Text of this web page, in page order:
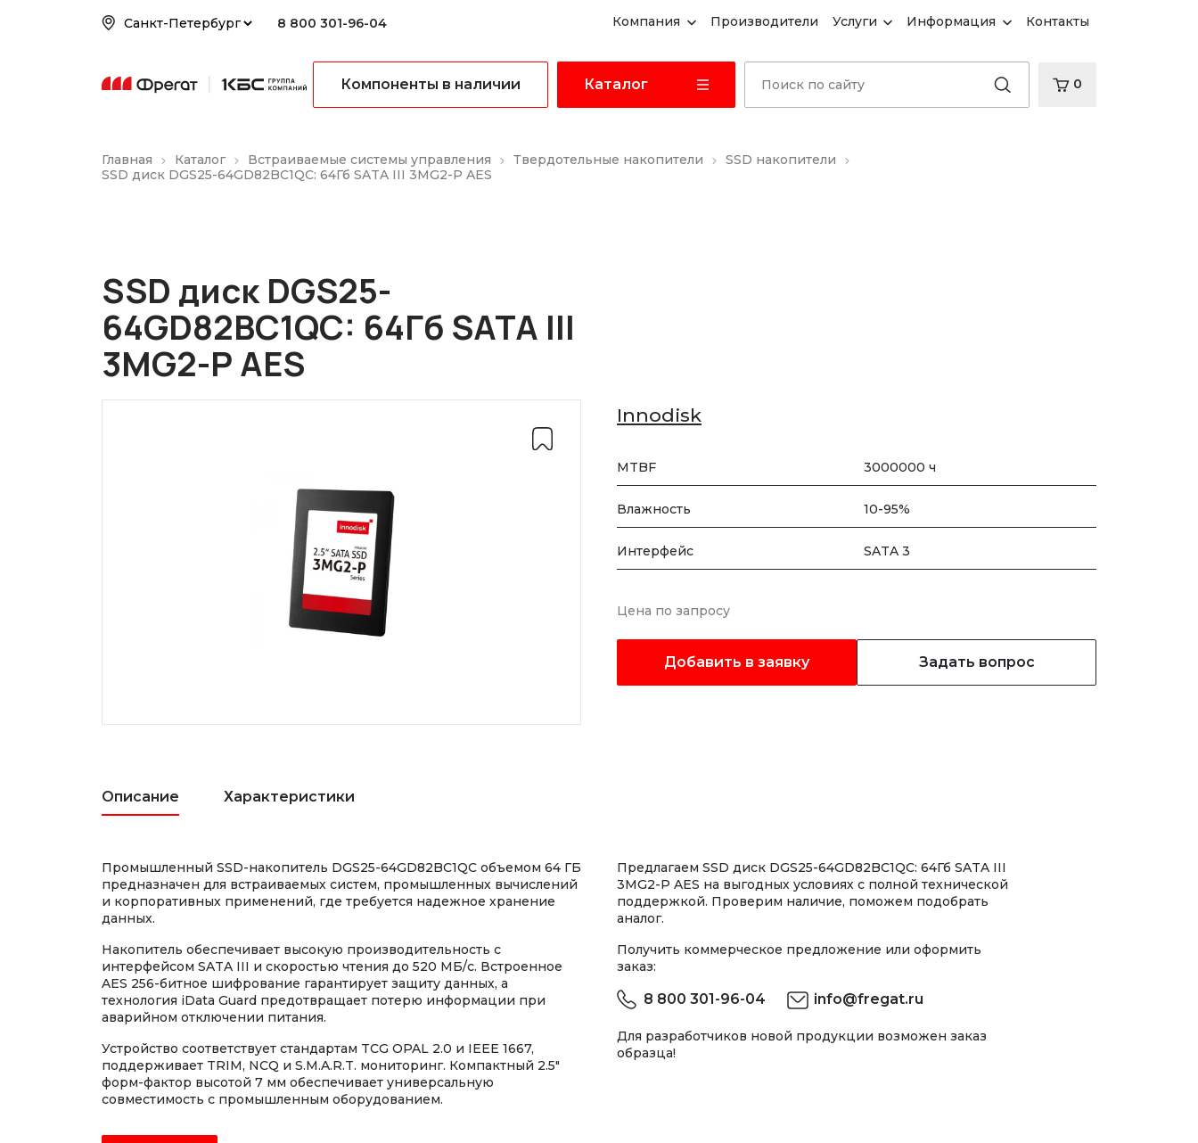
8 800 301-96-04 Компания Производители Услуги Информация Контакты
Компоненты в наличии Каталог 0
Главная Каталог Встраиваемые системы управления Твердотельные накопители
SSD накопители
SSD диск DGS25-64GD82BC1QC: 64Гб SATA III 3MG2-P AES
SSD диск DGS25-
64GD82BC1QC: 64Гб SATA III
3MG2-P AES
Innodisk
MTBF 3000000 ч
Влажность 10-95%
Интерфейс SATA 3
Цена по запросу
Добавить в заявку Задать вопрос
Описание Характеристики
Промышленный SSD-накопитель DGS25-64GD82BC1QC объемом 64 ГБ
предназначен для встраиваемых систем, промышленных вычислений
и корпоративных применений, где требуется надежное хранение
данных.
Накопитель обеспечивает высокую производительность с
интерфейсом SATA III и скоростью чтения до 520 МБ/с. Встроенное
AES 256-битное шифрование гарантирует защиту данных, а
технология iData Guard предотвращает потерю информации при
аварийном отключении питания.
Устройство соответствует стандартам TCG OPAL 2.0 и IEEE 1667,
поддерживает TRIM, NCQ и S.M.A.R.T. мониторинг. Компактный 2.5"
форм-фактор высотой 7 мм обеспечивает универсальную
совместимость с промышленным оборудованием.
Предлагаем SSD диск DGS25-64GD82BC1QC: 64Гб SATA III
3MG2-P AES на выгодных условиях с полной технической
поддержкой. Проверим наличие, поможем подобрать
аналог.
Получить коммерческое предложение или оформить
заказ:
8 800 301-96-04 info@fregat.ru
Для разработчиков новой продукции возможен заказ
образца!